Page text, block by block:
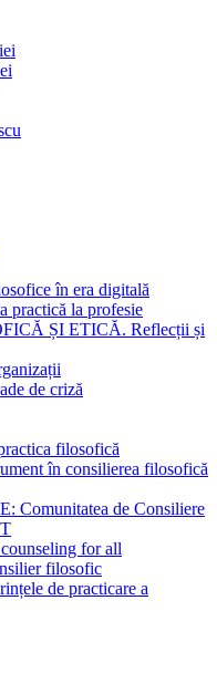
în era digitală
practică la profesie
ȘI ETICĂ. Reflecții și
de criză
filosofică
în consilierea filosofică
Comunitatea de Consiliere
for all
filosofic
de practicare a